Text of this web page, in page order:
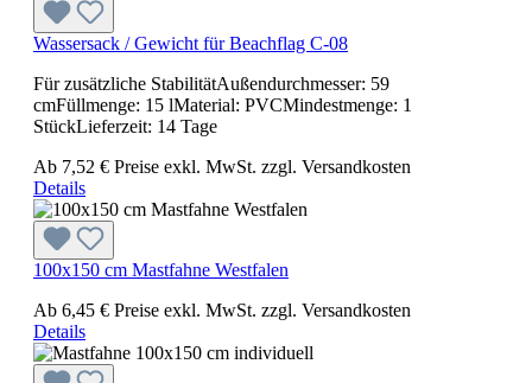
Wassersack / Gewicht für Beachflag C-08
Für zusätzliche StabilitätAußendurchmesser: 59
cmFüllmenge: 15 lMaterial: PVCMindestmenge: 1
StückLieferzeit: 14 Tage
Ab 7,52 € Preise exkl. MwSt. zzgl. Versandkosten
Details
100x150 cm Mastfahne Westfalen
Ab 6,45 € Preise exkl. MwSt. zzgl. Versandkosten
Details